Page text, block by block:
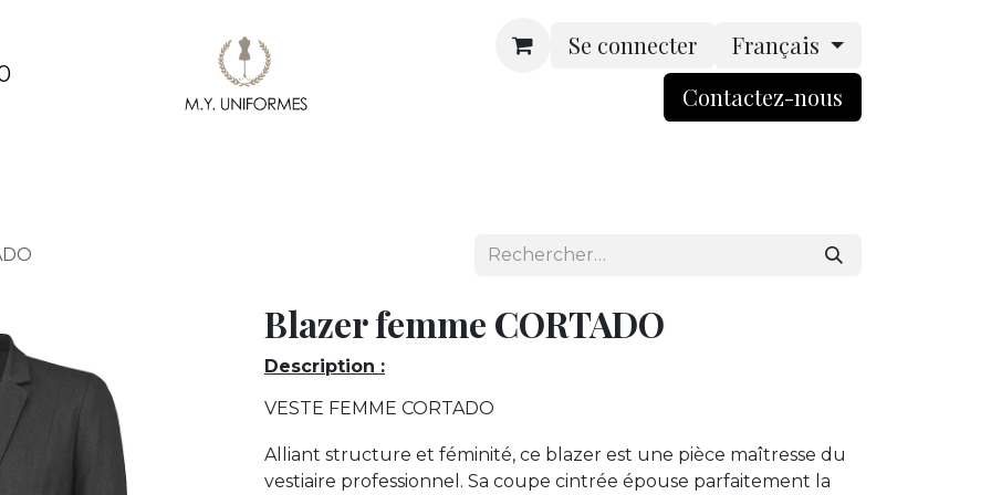
Se connecter
Français
Contactez-nou​​​​s​​
Blazer femme CORTADO
Description :
VESTE FEMME CORTADO
Alliant structure et féminité, ce blazer est une pièce maîtresse du
vestiaire professionnel. Sa coupe cintrée épouse parfaitement la